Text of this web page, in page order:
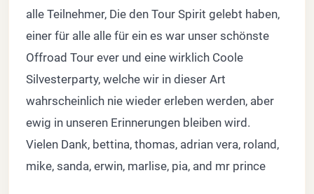
alle Teilnehmer, Die den Tour Spirit gelebt haben,
einer für alle alle für ein es war unser schönste
Offroad Tour ever und eine wirklich Coole
Silvesterparty, welche wir in dieser Art
wahrscheinlich nie wieder erleben werden, aber
ewig in unseren Erinnerungen bleiben wird.
Vielen Dank, bettina, thomas, adrian vera, roland,
mike, sanda, erwin, marlise, pia, and mr prince